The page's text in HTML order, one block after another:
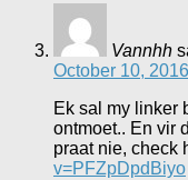
Vannhh
October 10,
Ek sal my linker
ontmoet.. En vir
praat nie, check
v=PFZpDpdBiyo